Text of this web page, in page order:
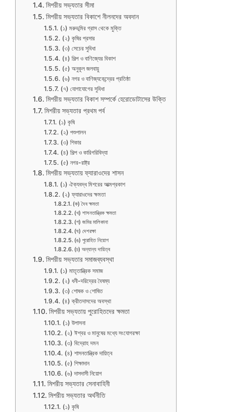
মিশরীয় সভ্যতার সীমা
মিশরীয় সভ্যতার বিকাশে নীলনদের অবদান
(১) মরুভূমির গ্রাস থেকে মুক্তি
(২) কৃষির প্রসার
(৩) সেচের সুবিধা
(৪) শিল্প ও বাণিজ্যের বিকাশ
(৫) অনুকূল জলবায়ু
(৬) নগর ও বাণিজ্যকেন্দ্রের প্রতিষ্ঠা
(৭) যোগাযোগের সুবিধা
মিশরীয় সভ্যতার বিকাশ সম্পর্কে হেরোডোটাসের উক্তি
মিশরীয় সভ্যতার প্রথম পর্ব
(১) কৃষি
(২) পশুপালন
(৩) শিকার
(৪) শিল্প ও কারিগরিবিদ্যা
(৫) নগর-রাষ্ট্র
মিশরীয় সভ্যতায় ফ্যারাওদের শাসন
(১) ঐক্যবদ্ধ মিশরের আত্মপ্রকাশ
(২) ফ্যারাওদের ক্ষমতা
(ক) দৈব ক্ষমতা
(খ) শাসনতান্ত্রিক ক্ষমতা
(গ) জমির মালিকানা
(ঘ) দেশরক্ষা
(ঙ) পুরোহিত নিয়োগ
(চ) অন্যান্য দায়িত্ব
মিশরীয় সভ্যতার সমাজব্যবস্থা
(১) মাতৃতান্ত্রিক সমাজ
(২) ধনী-দরিদ্রের বৈষম্য
(৩) শোষক ও শোষিত
(৪) ক্রীতদাসদের অবস্থা
মিশরীয় সভ্যতায় পুরোহিতদের ক্ষমতা
(১) উপাসনা
(২) ঈশ্বর ও মানুষের মধ্যে সংযোগরক্ষা
(৩) বিদ্রোহ দমন
(৪) শাসনতান্ত্রিক দায়িত্ব
(৫) শিক্ষাদান
(৬) দাসদাসী নিয়োগ
মিশরীয় সভ্যতার সেনাবাহিনী
মিশরীয় সভ্যতার অর্থনীতি
(১) কৃষি